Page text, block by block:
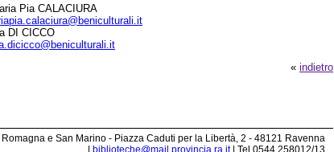
Pia CALACIURA
DI CICCO
« indietro
e San Marino - Piazza Caduti per la Libertà, 2 - 48121 Ravenna
biblioteche@mail.provincia.ra.it| Tel 0544.258012/13